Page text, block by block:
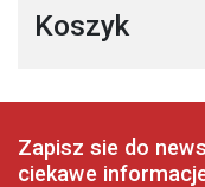
Koszyk
Zapisz sie do
ciekawe